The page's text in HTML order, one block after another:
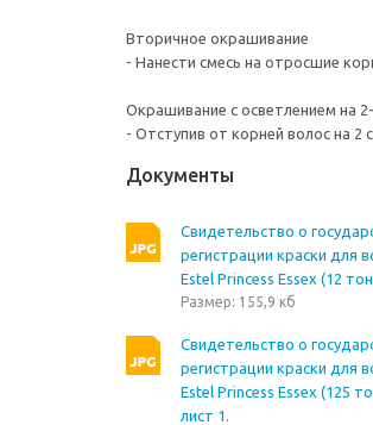
Вторичное окрашивание
- Нанести смесь на отросшие
Окрашивание с осветлением на
- Отступив от корней волос на 2
Документы
Свидетельство о
регистрации краски для
Estel Princess Essex (12
Размер: 155,9 кб
Свидетельство о
регистрации краски для
Estel Princess Essex (125
лист 1.